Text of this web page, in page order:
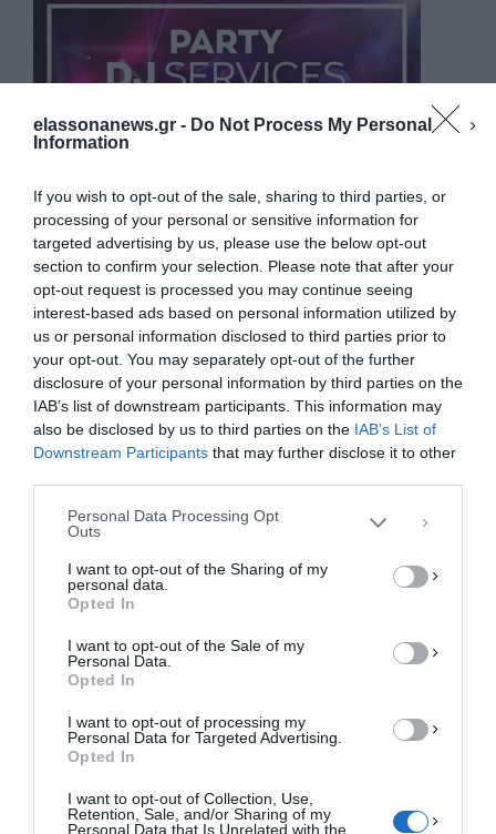
elassonanews.gr - Do Not Process My Personal
Information
If you wish to opt-out of the sale, sharing to third parties, or
processing of your personal or sensitive information for
targeted advertising by us, please use the below opt-out
section to confirm your selection. Please note that after your
opt-out request is processed you may continue seeing
interest-based ads based on personal information utilized by
us or personal information disclosed to third parties prior to
your opt-out. You may separately opt-out of the further
disclosure of your personal information by third parties on the
IAB’s list of downstream participants. This information may
also be disclosed by us to third parties on the IAB’s List of
Downstream Participants that may further disclose it to other
Personal Data Processing Opt
Outs
I want to opt-out of the Sharing of my
personal data.
Opted In
I want to opt-out of the Sale of my
Personal Data.
Opted In
I want to opt-out of processing my
Personal Data for Targeted Advertising.
Opted In
I want to opt-out of Collection, Use,
Retention, Sale, and/or Sharing of my
Personal Data that Is Unrelated with the
Διαχείριση Συγκατάθεσης
Για να παρέχουμε την καλύτερη εμπειρία, χρησιμοποιούμε τεχνολογίες όπως
cookies για την αποθήκευση ή/και την πρόσβαση σε πληροφορίες συσκευών.
Η συγκατάθεση για τις εν λόγω τεχνολογίες θα μας επιτρέψει να
επεξεργαστούμε δεδομένα προσωπικού χαρακτήρα, όπως συμπεριφορά
περιήγησης ή μοναδικά αναγνωριστικά σε αυτόν τον ιστότοπο. Η μη
συγκατάθεση ή η ανάκληση της συγκατάθεσης, μπορεί να επηρεάσει
αρνητικά ορισμένες λειτουργίες και δυνατότητες.
ΠΡΟΒΟΛΉ ΠΡΟΤΙΜΉΣΕΩΝ
Πολιτική Cookies